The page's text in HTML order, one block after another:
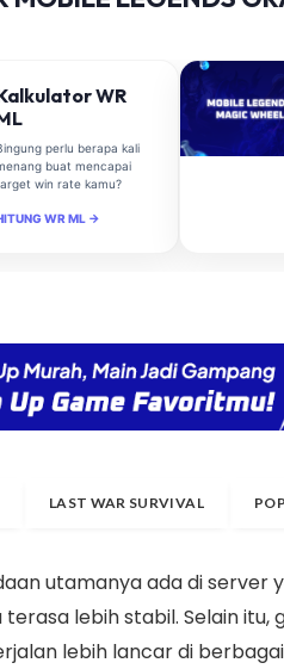
WR
perlu berapa kali
buat mencapai
win rate kamu?
WR ML →
LAST WAR SURVIVAL
utamanya ada di server
lebih stabil. Selain itu,
lebih lancar di